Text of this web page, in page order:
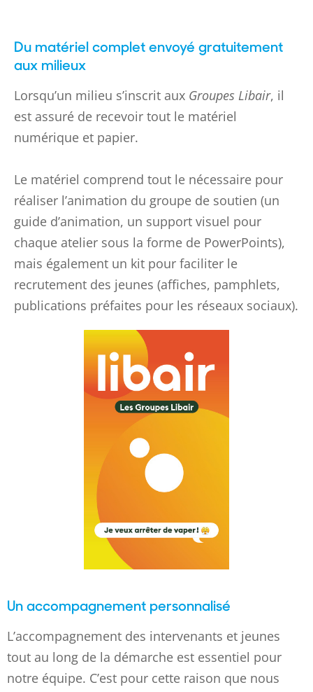
Du matériel complet envoyé gratuitement
aux milieux
Lorsqu’un milieu s’inscrit aux Groupes Libair, il
est assuré de recevoir tout le matériel
numérique et papier.
Le matériel comprend tout le nécessaire pour
réaliser l’animation du groupe de soutien (un
guide d’animation, un support visuel pour
chaque atelier sous la forme de PowerPoints),
mais également un kit pour faciliter le
recrutement des jeunes (affiches, pamphlets,
publications préfaites pour les réseaux sociaux).
Un accompagnement personnalisé
L’accompagnement des intervenants et jeunes
tout au long de la démarche est essentiel pour
notre équipe. C’est pour cette raison que nous